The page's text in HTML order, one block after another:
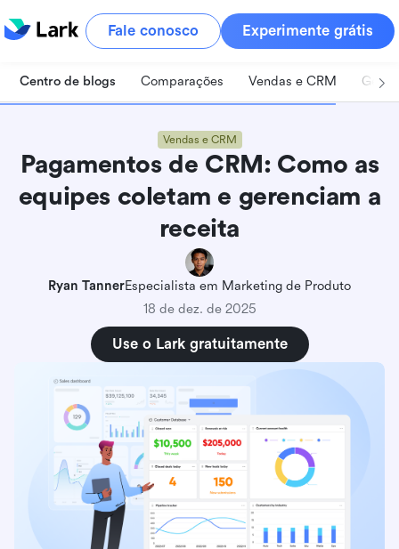
Fale conosco Experimente grátis
Centro de blogs Comparações Vendas e CRM
Vendas e CRM
Pagamentos de CRM: Como as
equipes coletam e gerenciam a
receita
Ryan TannerEspecialista em Marketing de Produto
18 de dez. de 2025
Use o Lark gratuitamente
O que os pagamentos de CRM realmente
significam nas vendas do dia a dia?